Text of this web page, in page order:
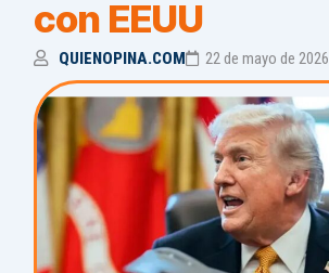
con EEUU
QUIENOPINA.COM 22 de mayo de 2026